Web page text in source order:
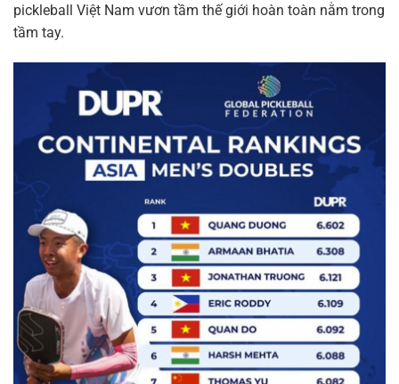
pickleball Việt Nam vươn tầm thế giới hoàn toàn nằm trong
tầm tay.